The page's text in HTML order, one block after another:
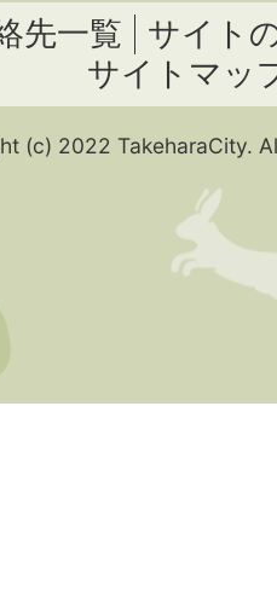
先一覧
サイト
サイトマッ
(c) 2022 TakeharaCity.